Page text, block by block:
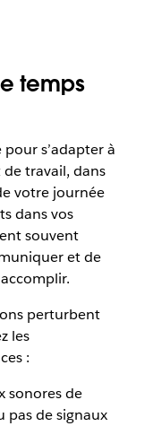
temps
s’adapter à
travail, dans
votre journée
dans vos
souvent
et de
perturbent
les
:
sonores de
pas de signaux